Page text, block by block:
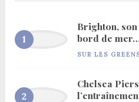
Brighton,
bord de
SUR LES
Chelsea